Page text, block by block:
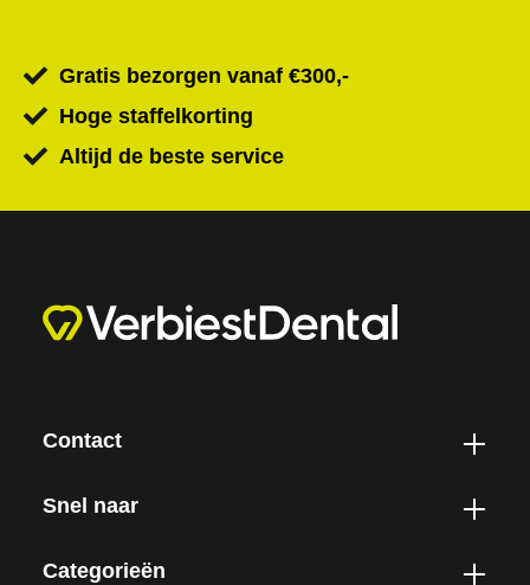
Gratis bezorgen vanaf €300,-
Hoge staffelkorting
Altijd de beste service
Contact
Snel naar
Categorieën